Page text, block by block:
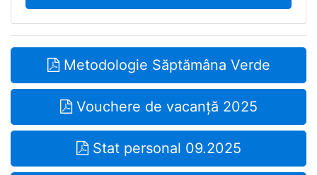
Metodologie Săptămâna Verde
Vouchere de vacanță 2025
Stat personal 09.2025